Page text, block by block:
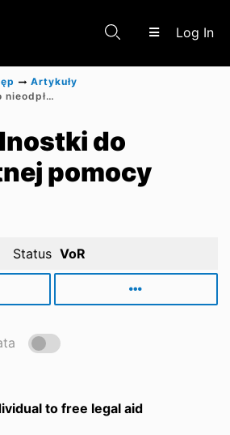
Log In
Artykuły
Prawo jednostki do nieodpłatnej pomocy prawnej
do
pomocy
Status VoR
to free legal aid